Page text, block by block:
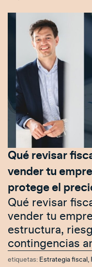
Qué revisar
vender tu
protege el
Qué revisar
vender tu
estructura,
contingencias
etiquetas: Estrategia fiscal